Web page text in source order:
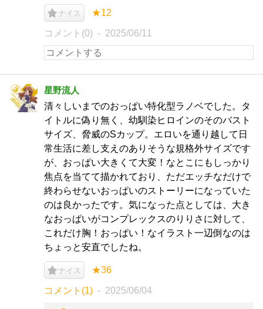
ナイス ★12
コメント(0) 2025/06/11
星野流人
清々しいまでのおっぱい特化型ラノベでした。タ
イトルに偽り無く、幼馴染ヒロインのそのバスト
サイズ、脅威のSカップ。エロいを通り越して日
常生活に差し支えのありそうな規格外サイズです
が、おっぱい大きくて大変！なとこにもしっかり
焦点を当てて描かれており、ただエッチなだけで
終わらせないおっぱいのストーリーになっていた
のは良かったです。気になった点としては、大き
なおっぱいがコンプレックスのりりさに対して、
これだけ胸！おっぱい！なイラスト一辺倒なのは
ちょっと安直でしたね。
ナイス ★36
コメント(1) 2025/06/04